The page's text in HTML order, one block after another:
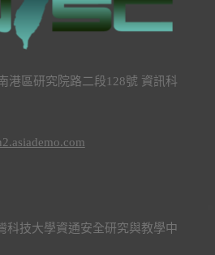
港區研究院路二段128號 資訊科
科技大學資通安全研究與教學中